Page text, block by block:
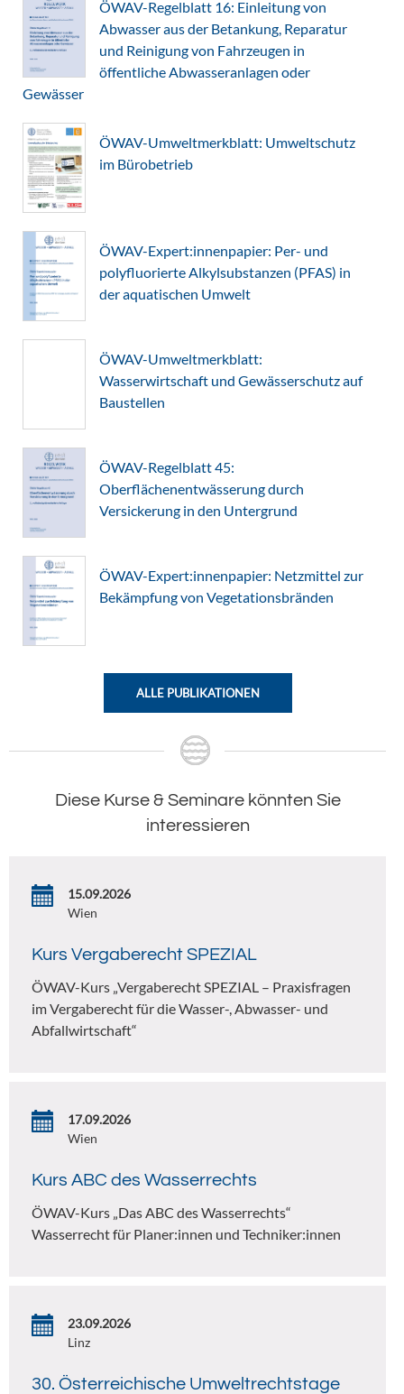
ÖWAV-Regelblatt 16: Einleitung von
Abwasser aus der Betankung, Reparatur
und Reinigung von Fahrzeugen in
öffentliche Abwasseranlagen oder
Gewässer
ÖWAV-Umweltmerkblatt: Umweltschutz
im Bürobetrieb
ÖWAV-Expert:innenpapier: Per- und
polyfluorierte Alkylsubstanzen (PFAS) in
der aquatischen Umwelt
ÖWAV-Umweltmerkblatt:
Wasserwirtschaft und Gewässerschutz auf
Baustellen
ÖWAV-Regelblatt 45:
Oberflächenentwässerung durch
Versickerung in den Untergrund
ÖWAV-Expert:innenpapier: Netzmittel zur
Bekämpfung von Vegetationsbränden
ALLE PUBLIKATIONEN
Diese Kurse & Seminare könnten Sie
interessieren
15.09.2026
Wien
Kurs Vergaberecht SPEZIAL
ÖWAV-Kurs „Vergaberecht SPEZIAL – Praxisfragen
im Vergaberecht für die Wasser-, Abwasser- und
Abfallwirtschaft“
17.09.2026
Wien
Kurs ABC des Wasserrechts
ÖWAV-Kurs „Das ABC des Wasserrechts“
Wasserrecht für Planer:innen und Techniker:innen
23.09.2026
Linz
30. Österreichische Umweltrechtstage